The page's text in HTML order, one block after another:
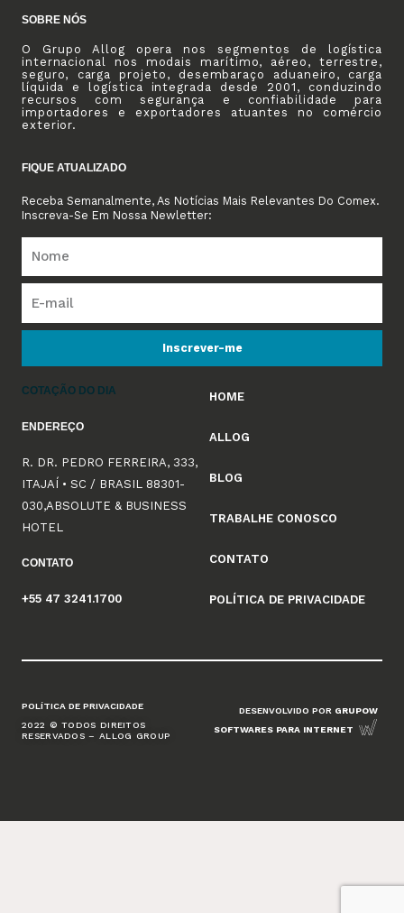
SOBRE NÓS
O Grupo Allog opera nos segmentos de logística
internacional nos modais marítimo, aéreo, terrestre,
seguro, carga projeto, desembaraço aduaneiro, carga
líquida e logística integrada desde 2001, conduzindo
recursos com segurança e confiabilidade para
importadores e exportadores atuantes no comércio
exterior.
FIQUE ATUALIZADO
Receba Semanalmente, As Notícias Mais Relevantes Do Comex.
Inscreva-Se Em Nossa Newletter:
Inscrever-me
COTAÇÃO DO DIA
ENDEREÇO
R. DR. PEDRO FERREIRA, 333,
ITAJAÍ • SC / BRASIL 88301-
030,ABSOLUTE & BUSINESS
HOTEL
CONTATO
+55 47 3241.1700
HOME
ALLOG
BLOG
TRABALHE CONOSCO
CONTATO
POLÍTICA DE PRIVACIDADE
POLÍTICA DE PRIVACIDADE
2022 © TODOS DIREITOS
RESERVADOS – ALLOG GROUP
DESENVOLVIDO POR GRUPOW
SOFTWARES PARA INTERNET